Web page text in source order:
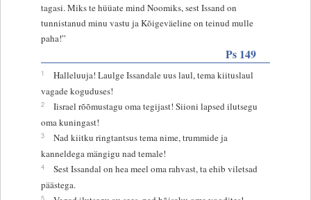
tagasi. Miks te hüüate mind Noomiks, sest Issand on
tunnistanud minu vastu ja Kõigeväeline on teinud mulle
paha!”
Ps 149
1
Halleluuja! Laulge Issandale uus laul, tema kiituslaul
vagade koguduses!
2
Iisrael rõõmustagu oma tegijast! Siioni lapsed ilutsegu
oma kuningast!
3
Nad kiitku ringtantsus tema nime, trummide ja
kanneldega mängigu nad temale!
4
Sest Issandal on hea meel oma rahvast, ta ehib viletsad
päästega.
5